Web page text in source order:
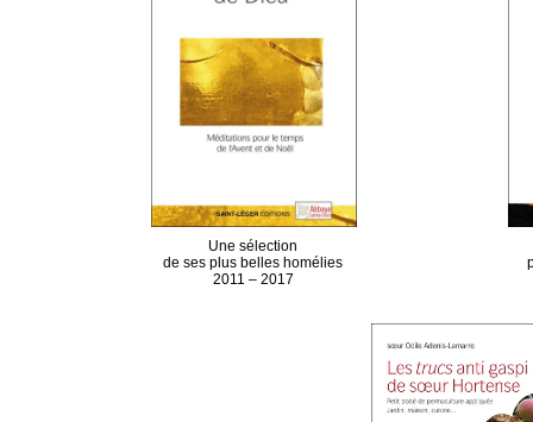
Une sélection
de ses plus belles homélies
2011 – 2017